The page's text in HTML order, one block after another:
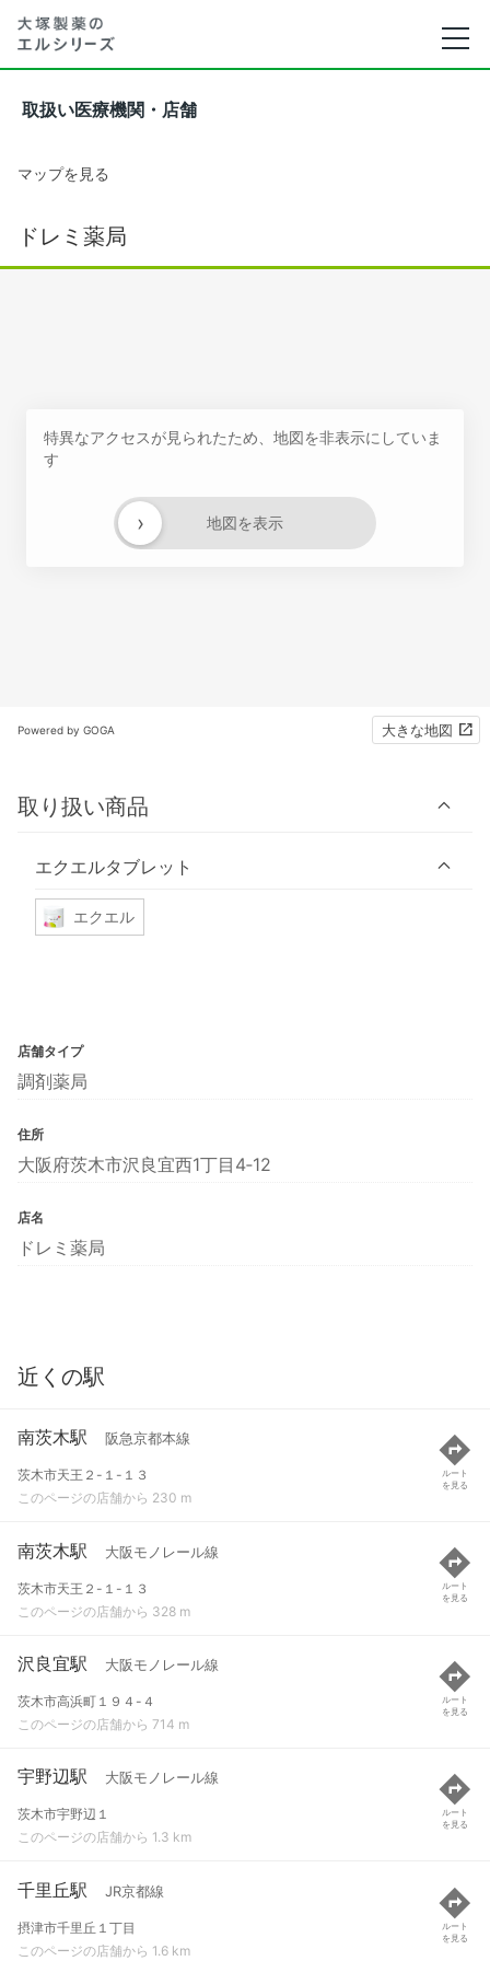
取扱い医療機関・店舗
マップを見る
ドレミ薬局
特異なアクセスが見られたため、地図を非表示にしていま
す
地図を表示
›
Powered by GOGA 大きな地図
取り扱い商品
エクエルタブレット
エクエル
店舗タイプ
調剤薬局
住所
大阪府茨木市沢良宜西1丁目4‐12
店名
ドレミ薬局
近くの駅
南茨木駅 阪急京都本線
茨木市天王２-１-１３
このページの店舗から 230 m
ルート
を見る
南茨木駅 大阪モノレール線
茨木市天王２-１-１３
このページの店舗から 328 m
ルート
を見る
沢良宜駅 大阪モノレール線
茨木市高浜町１９４-４
このページの店舗から 714 m
ルート
を見る
宇野辺駅 大阪モノレール線
茨木市宇野辺１
このページの店舗から 1.3 km
ルート
を見る
千里丘駅 JR京都線
摂津市千里丘１丁目
このページの店舗から 1.6 km
ルート
を見る